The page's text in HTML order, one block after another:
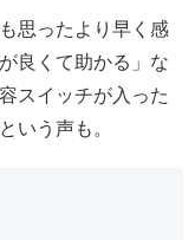
思ったより早く感
良くて助かる」な
スイッチが入った
いう声も。